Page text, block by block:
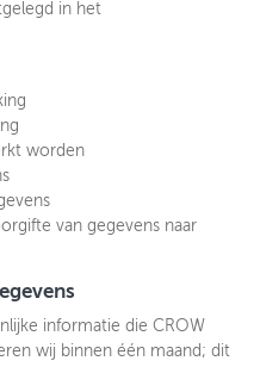
in het
worden
van gegevens naar
informatie die CROW
wij binnen één maand; dit